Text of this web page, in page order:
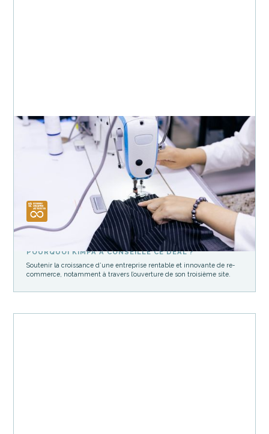
Économie circulaire
Reekom
Avec sa vision pionnière du re-commerce, Reekom permet d'offrir
une nouvelle vie aux produits défectueux
POURQUOI KIMPA A CONSEILLÉ CE DEAL ?
Soutenir la croissance d’une entreprise rentable et innovante de re-
commerce, notamment à travers l’ouverture de son troisième site.